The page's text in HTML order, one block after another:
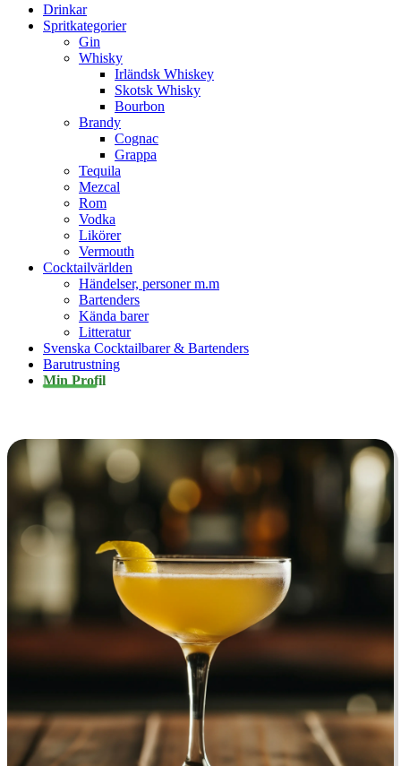
Drinkar
Spritkategorier
Gin
Whisky
Irländsk Whiskey
Skotsk Whisky
Bourbon
Brandy
Cognac
Grappa
Tequila
Mezcal
Rom
Vodka
Likörer
Vermouth
Cocktailvärlden
Händelser, personer m.m
Bartenders
Kända barer
Litteratur
Svenska Cocktailbarer & Bartenders
Barutrustning
Min Profil